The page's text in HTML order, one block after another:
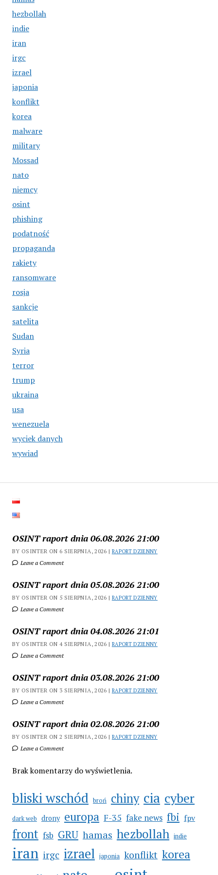
hezbollah
indie
iran
irgc
izrael
japonia
konflikt
korea
malware
military
Mossad
nato
niemcy
osint
phishing
podatność
propaganda
rakiety
ransomware
rosja
sankcje
satelita
Sudan
Syria
terror
trump
ukraina
usa
wenezuela
wyciek danych
wywiad
OSINT raport dnia 06.08.2026 21:00
BY OSINTER ON 6 SIERPNIA, 2026 | RAPORT DZIENNY
Leave a Comment
OSINT raport dnia 05.08.2026 21:00
BY OSINTER ON 5 SIERPNIA, 2026 | RAPORT DZIENNY
Leave a Comment
OSINT raport dnia 04.08.2026 21:01
BY OSINTER ON 4 SIERPNIA, 2026 | RAPORT DZIENNY
Leave a Comment
OSINT raport dnia 03.08.2026 21:00
BY OSINTER ON 3 SIERPNIA, 2026 | RAPORT DZIENNY
Leave a Comment
OSINT raport dnia 02.08.2026 21:00
BY OSINTER ON 2 SIERPNIA, 2026 | RAPORT DZIENNY
Leave a Comment
Brak komentarzy do wyświetlenia.
bliski wschód broń chiny cia cyber
dark web drony europa F-35 fake news fbi fpv
front fsb GRU hamas hezbollah indie
iran irgc izrael japonia konflikt korea